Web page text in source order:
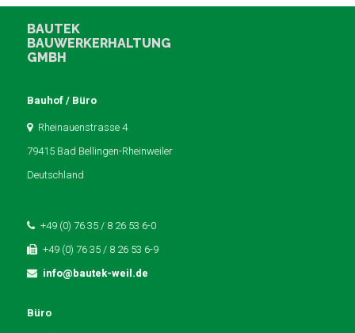
BAUTEK
BAUWERKERHALTUNG
GMBH
Bauhof / Büro
Rheinauenstrasse 4
79415 Bad Bellingen-Rheinweiler
Deutschland
+49 (0) 76 35 / 8 26 53 6-0
+49 (0) 76 35 / 8 26 53 6-9
info@bautek-weil.de
Büro